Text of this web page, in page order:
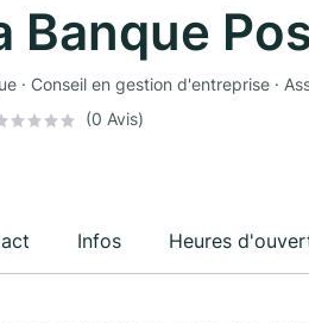
Banque
· Conseil en gestion d'entreprise ·
(0 Avis)
Infos Heures